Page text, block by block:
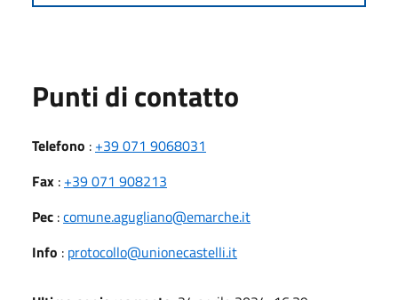
Punti di contatto
Telefono : +39 071 9068031
Fax : +39 071 908213
Pec :comune.agugliano@emarche.it
Info : protocollo@unionecastelli.it